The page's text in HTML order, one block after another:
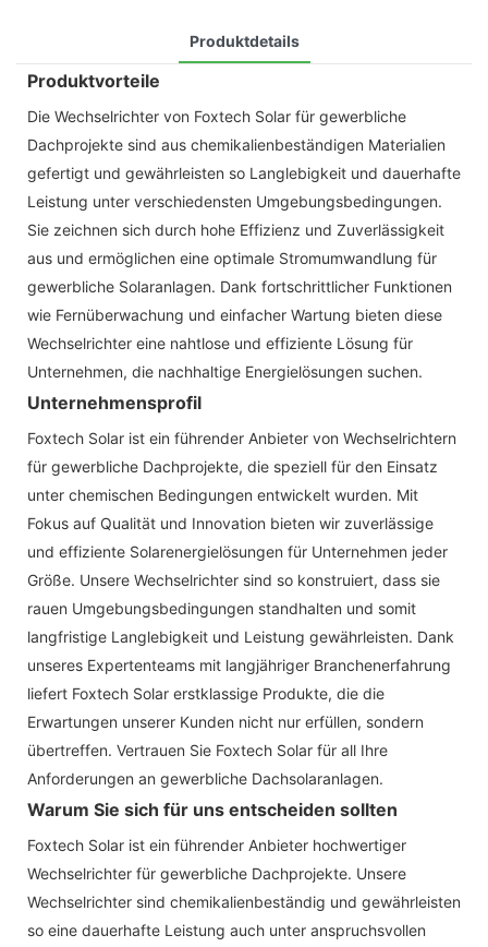
Produktdetails
Produktvorteile
Die Wechselrichter von Foxtech Solar für gewerbliche
Dachprojekte sind aus chemikalienbeständigen Materialien
gefertigt und gewährleisten so Langlebigkeit und dauerhafte
Leistung unter verschiedensten Umgebungsbedingungen.
Sie zeichnen sich durch hohe Effizienz und Zuverlässigkeit
aus und ermöglichen eine optimale Stromumwandlung für
gewerbliche Solaranlagen. Dank fortschrittlicher Funktionen
wie Fernüberwachung und einfacher Wartung bieten diese
Wechselrichter eine nahtlose und effiziente Lösung für
Unternehmen, die nachhaltige Energielösungen suchen.
Unternehmensprofil
Foxtech Solar ist ein führender Anbieter von Wechselrichtern
für gewerbliche Dachprojekte, die speziell für den Einsatz
unter chemischen Bedingungen entwickelt wurden. Mit
Fokus auf Qualität und Innovation bieten wir zuverlässige
und effiziente Solarenergielösungen für Unternehmen jeder
Größe. Unsere Wechselrichter sind so konstruiert, dass sie
rauen Umgebungsbedingungen standhalten und somit
langfristige Langlebigkeit und Leistung gewährleisten. Dank
unseres Expertenteams mit langjähriger Branchenerfahrung
liefert Foxtech Solar erstklassige Produkte, die die
Erwartungen unserer Kunden nicht nur erfüllen, sondern
übertreffen. Vertrauen Sie Foxtech Solar für all Ihre
Anforderungen an gewerbliche Dachsolaranlagen.
Warum Sie sich für uns entscheiden sollten
Foxtech Solar ist ein führender Anbieter hochwertiger
Wechselrichter für gewerbliche Dachprojekte. Unsere
Wechselrichter sind chemikalienbeständig und gewährleisten
so eine dauerhafte Leistung auch unter anspruchsvollen